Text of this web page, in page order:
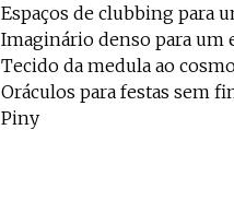
Espaços de clubbing para
Imaginário denso para um
Tecido da medula ao
Oráculos para festas sem
Piny